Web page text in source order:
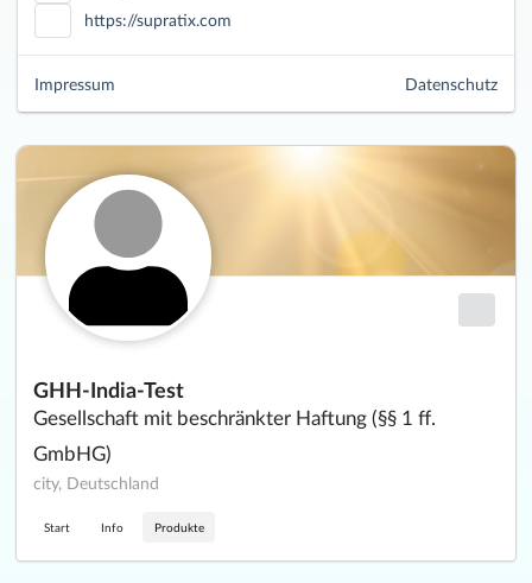
GHH-India-Test
Gesellschaft mit beschränkter Haftung (§§ 1 ff.
GmbHG)
city, Deutschland
Start Info Produkte
https://supratix.com
Datenschutz
Impressum